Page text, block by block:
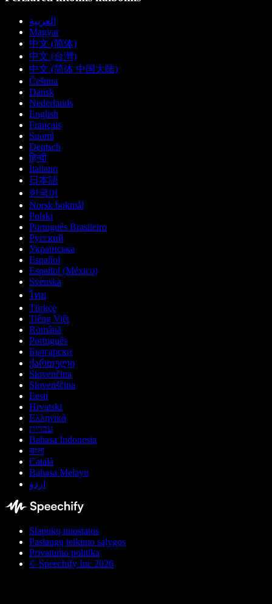
العربية
Magyar
中文 (简体)
中文 (台灣)
中文 (简体 中国大陆)
Čeština
Dansk
Nederlands
English
Français
Suomi
Deutsch
हिन्दी
Italiano
日本語
한국어
Norsk bokmål
Polski
Português Brasileiro
Русский
Українська
Español
Español (México)
Svenska
ไทย
Türkçe
Tiếng Việt
Română
Português
Български
ქართული
Slovenčina
Slovenščina
Eesti
Hrvatski
Ελληνικά
עברית
Bahasa Indonesia
বাংলা
Català
Bahasa Melayu
اردو
Slapukų nuostatos
Paslaugų teikimo sąlygos
Privatumo politika
© Speechify Inc 2026